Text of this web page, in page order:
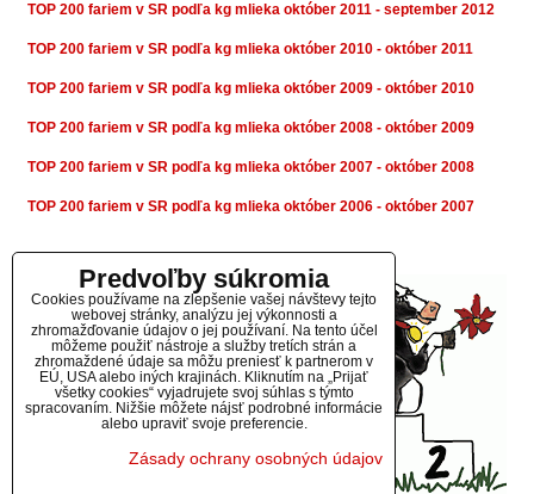
TOP 200 fariem v SR podľa kg mlieka október 2011 - september 2012
TOP 200 fariem v SR podľa kg mlieka október 2010 - október 2011
TOP 200 fariem v SR podľa kg mlieka október 2009 - október 2010
TOP 200 fariem v SR podľa kg mlieka október 2008 - október 2009
TOP 200 fariem v SR podľa kg mlieka október 2007 - október 2008
TOP 200 fariem v SR podľa kg mlieka október 2006 - október 2007
Predvoľby súkromia
Cookies používame na zlepšenie vašej návštevy tejto
webovej stránky, analýzu jej výkonnosti a
zhromažďovanie údajov o jej používaní. Na tento účel
môžeme použiť nástroje a služby tretích strán a
zhromaždené údaje sa môžu preniesť k partnerom v
EÚ, USA alebo iných krajinách. Kliknutím na „Prijať
všetky cookies“ vyjadrujete svoj súhlas s týmto
spracovaním. Nižšie môžete nájsť podrobné informácie
alebo upraviť svoje preferencie.
Zásady ochrany osobných údajov